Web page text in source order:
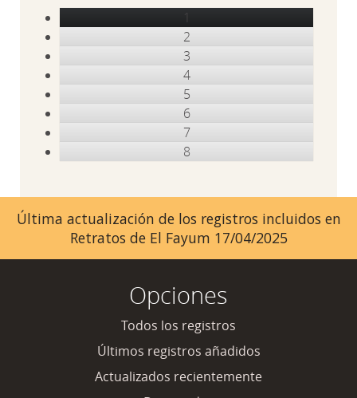
1
2
3
4
5
6
7
8
Última actualización de los registros incluidos en
Retratos de El Fayum 17/04/2025
Opciones
Todos los registros
Últimos registros añadidos
Actualizados recientemente